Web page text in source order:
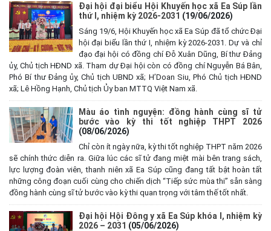
Đại hội đại biểu Hội Khuyến học xã Ea Súp lần
thứ I, nhiệm kỳ 2026-2031 (19/06/2026)
Sáng 19/6, Hội Khuyến học xã Ea Súp đã tổ chức Đại
hội đại biểu lần thứ I, nhiệm kỳ 2026-2031. Dự và chỉ
đạo đại hội có đồng chí Đỗ Xuân Dũng, Bí thư Đảng
ủy, Chủ tịch HĐND xã. Tham dự Đại hội còn có đồng chí Nguyễn Bá Bân,
Phó Bí thư Đảng ủy, Chủ tịch UBND xã; H’Doan Siu, Phó Chủ tịch HĐND
xã; Lê Hồng Hạnh, Chủ tịch Ủy ban MTTQ Việt Nam xã.
Màu áo tình nguyện: đồng hành cùng sĩ tử
bước vào kỳ thi tốt nghiệp THPT 2026
(08/06/2026)
Chỉ còn ít ngày nữa, kỳ thi tốt nghiệp THPT năm 2026
sẽ chính thức diễn ra. Giữa lúc các sĩ tử đang miệt mài bên trang sách,
lực lượng đoàn viên, thanh niên xã Ea Súp cũng đang tất bật hoàn tất
những công đoạn cuối cùng cho chiến dịch “Tiếp sức mùa thi” sẵn sàng
đồng hành cùng sĩ tử bước vào kỳ thi quan trọng với tâm thế tốt nhất.
Đại hội Hội Đông y xã Ea Súp khóa I, nhiệm kỳ
2026 – 2031 (05/06/2026)